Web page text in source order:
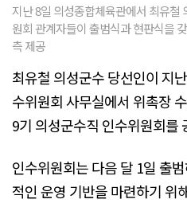
지난 8일 의성종합체육관에서 최유철
원회 관계자들이 출범식과 현판식을
측 제공
최유철 의성군수 당선인이 지
수위원회 사무실에서 위촉장
9기 의성군수직 인수위원회를
인수위원회는 다음 달 1일 출
적인 운영 기반을 마련하기 위